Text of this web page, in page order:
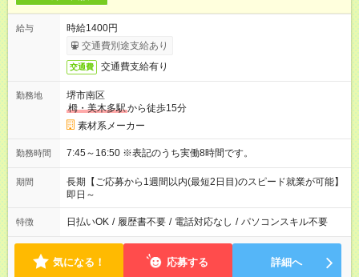
給与
時給1400円
交通費別途支給あり
交通費 交通費支給有り
勤務地
堺市南区
栂・美木多駅から徒歩15分
素材系メーカー
勤務時間 7:45～16:50 ※表記のうち実働8時間です。
期間
長期【ご応募から1週間以内(最短2日目)のスピード就業が可能】
即日～
特徴 日払いOK / 履歴書不要 / 電話対応なし / パソコンスキル不要
気になる！ 応募する 詳細へ